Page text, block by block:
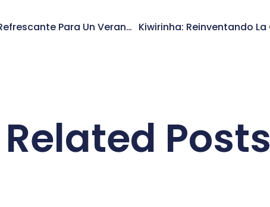
Ron Punch: El Cóctel Refrescante Para Un Verano Con Sabor Tropical
Related Posts